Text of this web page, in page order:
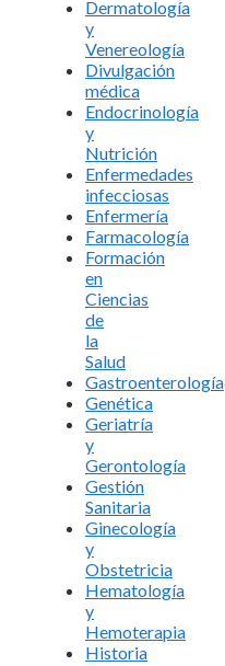
Dermatología
y
Venereología
Divulgación
médica
Endocrinología
y
Nutrición
Enfermedades
infecciosas
Enfermería
Farmacología
Formación
en
Ciencias
de
la
Salud
Gastroenterología
Genética
Geriatría
y
Gerontología
Gestión
Sanitaria
Ginecología
y
Obstetricia
Hematología
y
Hemoterapia
Historia